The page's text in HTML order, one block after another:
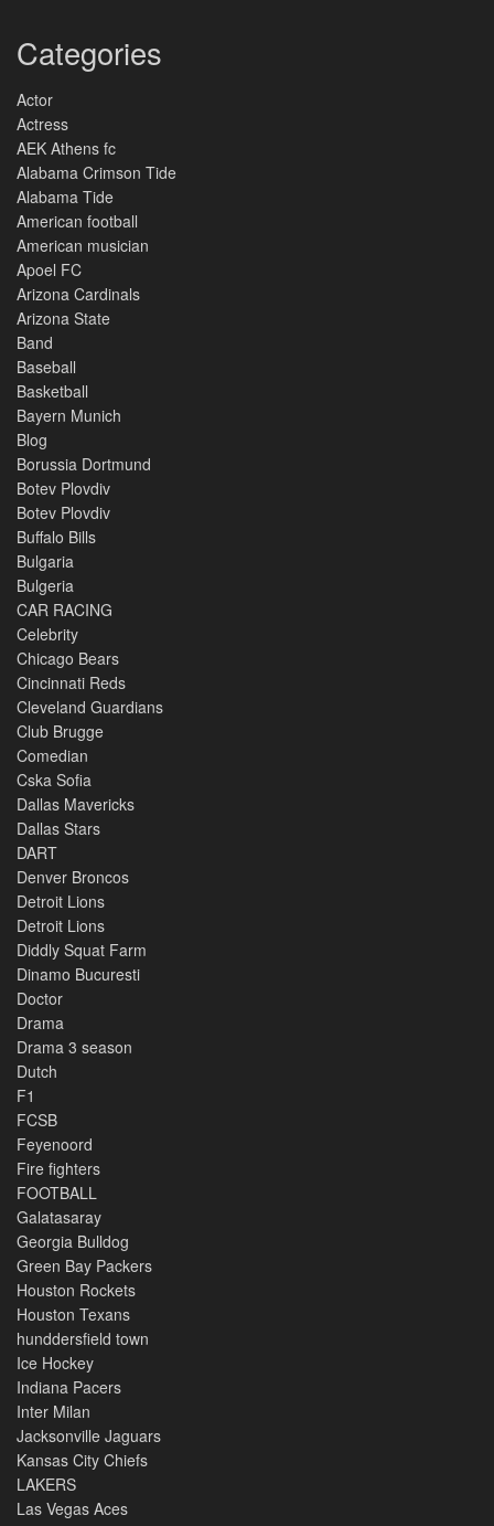
Categories
Actor
Actress
AEK Athens fc
Alabama Crimson Tide
Alabama Tide
American football
American musician
Apoel FC
Arizona Cardinals
Arizona State
Band
Baseball
Basketball
Bayern Munich
Blog
Borussia Dortmund
Botev Plovdiv
Botev Plovdiv
Buffalo Bills
Bulgaria
Bulgeria
CAR RACING
Celebrity
Chicago Bears
Cincinnati Reds
Cleveland Guardians
Club Brugge
Comedian
Cska Sofia
Dallas Mavericks
Dallas Stars
DART
Denver Broncos
Detroit Lions
Detroit Lions
Diddly Squat Farm
Dinamo Bucuresti
Doctor
Drama
Drama 3 season
Dutch
F1
FCSB
Feyenoord
Fire fighters
FOOTBALL
Galatasaray
Georgia Bulldog
Green Bay Packers
Houston Rockets
Houston Texans
hunddersfield town
Ice Hockey
Indiana Pacers
Inter Milan
Jacksonville Jaguars
Kansas City Chiefs
LAKERS
Las Vegas Aces